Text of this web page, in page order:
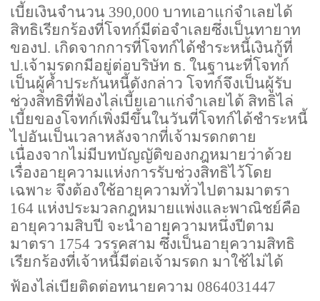
เบี้ยเงินจำนวน 390,000 บาทเอาแก่จำเลยได้
สิทธิเรียกร้องที่โจทก์มีต่อจำเลยซึ่งเป็นทายาท
ของป. เกิดจากการที่โจทก์ได้ชำระหนี้เงินกู้ที่
ป.เจ้ามรดกมีอยู่ต่อบริษัท ธ. ในฐานะที่โจทก์
เป็นผู้ค้ำประกันหนี้ดังกล่าว โจทก์จึงเป็นผู้รับ
ช่วงสิทธิที่ฟ้องไล่เบี้ยเอาแก่จำเลยได้ สิทธิไล่
เบี้ยของโจทก์เพิ่งมีขึ้นในวันที่โจทก์ได้ชำระหนี้
ไปอันเป็นเวลาหลังจากที่เจ้ามรดกตาย
เนื่องจากไม่มีบทบัญญัติของกฎหมายว่าด้วย
เรื่องอายุความแห่งการรับช่วงสิทธิไว้โดย
เฉพาะ จึงต้องใช้อายุความทั่วไปตามมาตรา
164 แห่งประมวลกฎหมายแพ่งและพาณิชย์คือ
อายุความสิบปี จะนำอายุความหนึ่งปีตาม
มาตรา 1754 วรรคสาม ซึ่งเป็นอายุความสิทธิ
เรียกร้องที่เจ้าหนี้มีต่อเจ้ามรดก มาใช้ไม่ได้
ฟ้องไล่เบียติดต่อทนายความ 0864031447